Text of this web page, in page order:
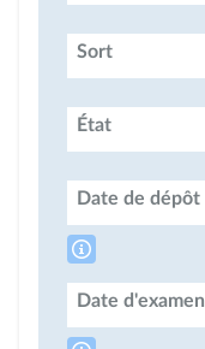
Sort
État
Date de dépôt
Date d'examen